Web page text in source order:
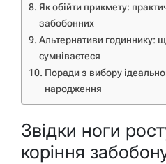
Як обійти прикмету:
забобонних
Альтернативи годиннику:
сумніваєтеся
Поради з вибору
народження
Звідки ноги
коріння